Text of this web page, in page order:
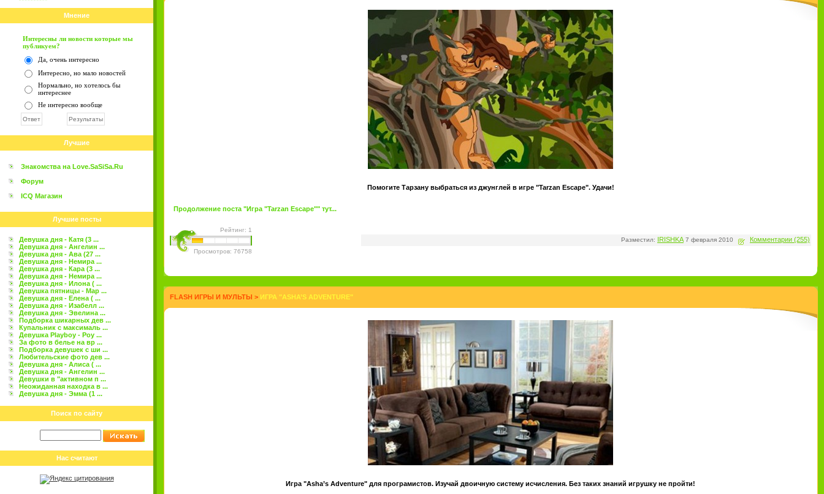
Мнение
Интересны ли новости которые мы
публикуем?
Да, очень интересно
Интересно, но мало новостей
Нормально, но хотелось бы
интереснее
Не интересно вообще
Лучшие
Знакомства на Love.SaSiSa.Ru
Форум
ICQ Магазин
Лучшие посты
Девушка дня - Катя (3 ...
Девушка дня - Ангелин ...
Девушка дня - Ава (27 ...
Девушка дня - Немира ...
Девушка дня - Кара (3 ...
Девушка дня - Немира ...
Девушка дня - Илона ( ...
Девушка пятницы - Мар ...
Девушка дня - Елена ( ...
Девушка дня - Изабелл ...
Девушка дня - Эвелина ...
Подборка шикарных дев ...
Купальник с максималь ...
Девушка Playboy - Роу ...
За фото в белье на вр ...
Подборка девушек с ши ...
Любительские фото дев ...
Девушка дня - Алиса ( ...
Девушка дня - Ангелин ...
Девушки в "активном п ...
Неожиданная находка в ...
Девушка дня - Эмма (1 ...
Поиск по сайту
Нас считают
Помогите Тарзану выбраться из джунглей в игре "Tarzan Escape". Удачи!
Продолжение поста "Игра "Tarzan Escape"" тут...
Рейтинг: 1
Просмотров: 76758
Разместил: IRISHKA 7 февраля 2010 Комментарии (255)
FLASH ИГРЫ И МУЛЬТЫ > ИГРА "ASHA’S ADVENTURE"
Игра "Asha’s Adventure" для програмистов. Изучай двоичную систему исчисления. Без таких знаний игрушку не пройти!